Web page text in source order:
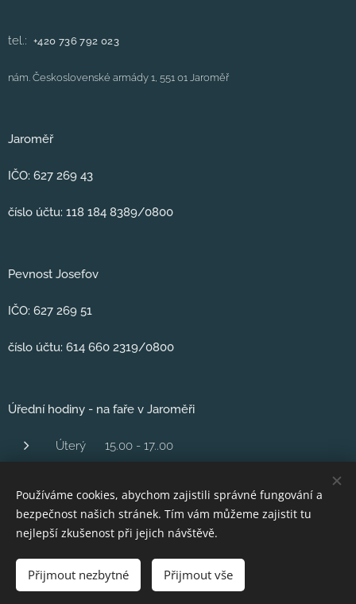
tel.: +420 736 792 023
nám. Československé armády 1, 551 01 Jaroměř
Jaroměř
IČO: 627 269 43
číslo účtu: 118 184 8389/0800
Pevnost Josefov
IČO: 627 269 51
číslo účtu: 614 660 2319/0800
Úřední hodiny - na faře v Jaroměři
Úterý 15.00 - 17..00
Čtvrtek 16,00 - 18.00
Pátek 10..00 - 12.00
Vytvořeno službou Webnode Cookies
Používáme cookies, abychom zajistili správné fungování a
bezpečnost našich stránek. Tím vám můžeme zajistit tu
nejlepší zkušenost při jejich návštěvě.
Přijmout nezbytné Přijmout vše